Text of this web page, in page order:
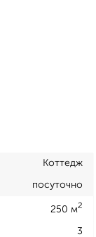
Коттедж
посуточно
250 м2
3